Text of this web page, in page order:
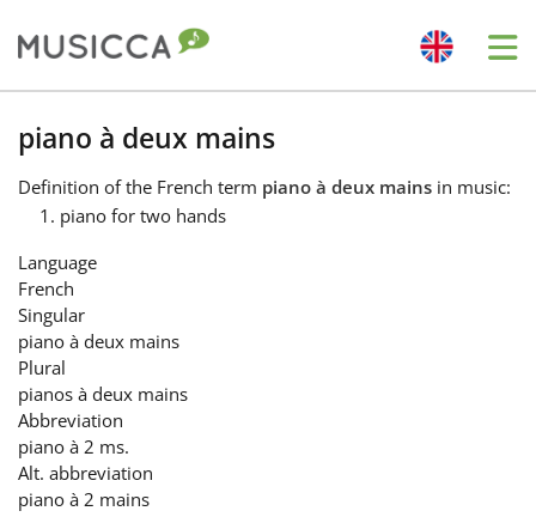
Bahasa Indonesia
Български
Dansk
Deutsch
English
Español
piano à deux mains
Definition of the French term piano à deux mains in music:
piano for two hands
Language
French
Singular
piano à deux mains
Plural
pianos à deux mains
Abbreviation
piano à 2 ms.
Alt. abbreviation
piano à 2 mains